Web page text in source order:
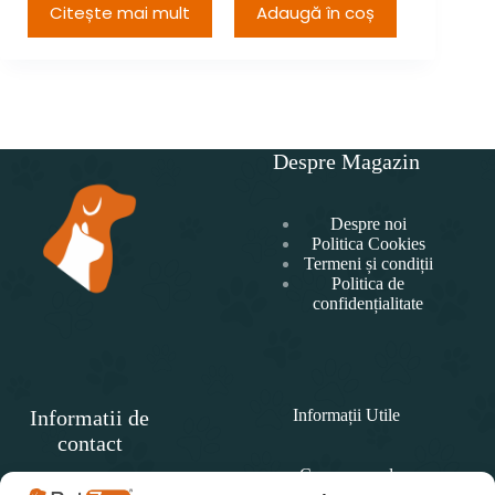
Citește mai mult Adaugă în coș
Despre Magazin
Despre noi
Politica Cookies
Termeni și condiții
Politica de
confidențialitate
Informatii de
contact
PET
Informații Utile
Cum comand